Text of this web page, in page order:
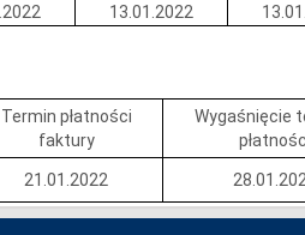
13.01.2022
Termin płatności
faktury
Wygaśnięcie
21.01.2022